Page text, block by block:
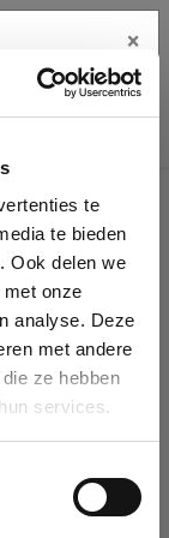
te
te bieden
Ook delen we
onze
analyse. Deze
met andere
ze hebben
services.
VAT or
auto-complete the
you can create
×